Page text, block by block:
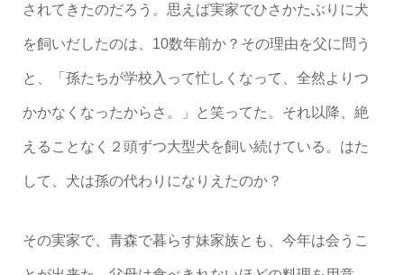
されてきたのだろう。思えば実家でひさかたぶりに犬
を飼いだしたのは、10数年前か？その理由を父に問う
と、「孫たちが学校入って忙しくなって、全然よりつ
かかなくなったからさ。」と笑ってた。それ以降、絶
えることなく２頭ずつ大型犬を飼い続けている。はた
して、犬は孫の代わりになりえたのか？
その実家で、青森で暮らす妹家族とも、今年は会うこ